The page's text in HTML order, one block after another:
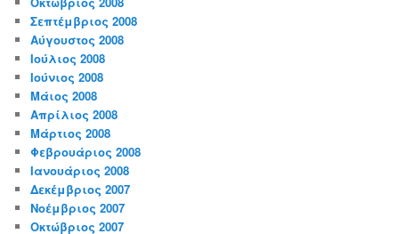
Σεπτέμβριος 2008
Αύγουστος 2008
Ιούλιος 2008
Ιούνιος 2008
Μάιος 2008
Απρίλιος 2008
Μάρτιος 2008
Φεβρουάριος 2008
Ιανουάριος 2008
Δεκέμβριος 2007
Νοέμβριος 2007
Οκτώβριος 2007